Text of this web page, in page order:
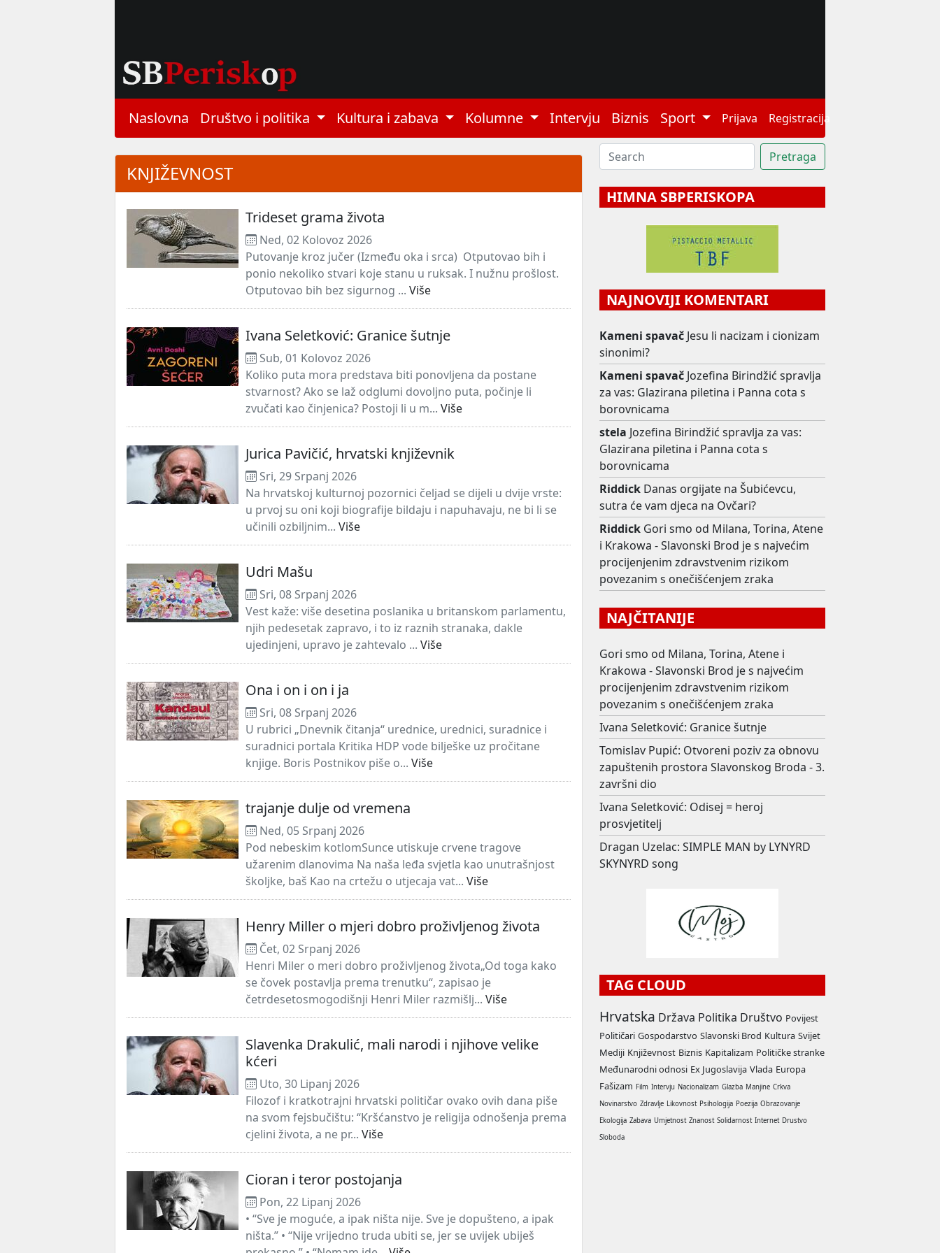
Naslovna Društvo i politika Kultura i zabava Kolumne Intervju Biznis Sport Prijava Registracija
KNJIŽEVNOST
Trideset grama života
Ned, 02 Kolovoz 2026
Putovanje kroz jučer (Između oka i srca) Otputovao bih i
ponio nekoliko stvari koje stanu u ruksak. I nužnu prošlost.
Otputovao bih bez sigurnog ... Više
Ivana Seletković: Granice šutnje
Sub, 01 Kolovoz 2026
Koliko puta mora predstava biti ponovljena da postane
stvarnost? Ako se laž odglumi dovoljno puta, počinje li
zvučati kao činjenica? Postoji li u m... Više
Jurica Pavičić, hrvatski književnik
Sri, 29 Srpanj 2026
Na hrvatskoj kulturnoj pozornici čeljad se dijeli u dvije vrste:
u prvoj su oni koji biografije bildaju i napuhavaju, ne bi li se
učinili ozbiljnim... Više
Udri Mašu
Sri, 08 Srpanj 2026
Vest kaže: više desetina poslanika u britanskom parlamentu,
njih pedesetak zapravo, i to iz raznih stranaka, dakle
ujedinjeni, upravo je zahtevalo ... Više
Ona i on i on i ja
Sri, 08 Srpanj 2026
U rubrici „Dnevnik čitanja“ urednice, urednici, suradnice i
suradnici portala Kritika HDP vode bilješke uz pročitane
knjige. Boris Postnikov piše o... Više
trajanje dulje od vremena
Ned, 05 Srpanj 2026
Pod nebeskim kotlomSunce utiskuje crvene tragove
užarenim dlanovima Na naša leđa svjetla kao unutrašnjost
školjke, baš Kao na crtežu o utjecaja vat... Više
Henry Miller o mjeri dobro proživljenog života
Čet, 02 Srpanj 2026
Henri Miler o meri dobro proživljenog života„Od toga kako
se čovek postavlja prema trenutku“, zapisao je
četrdesetosmogodišnji Henri Miler razmišlj... Više
Slavenka Drakulić, mali narodi i njihove velike
kćeri
Uto, 30 Lipanj 2026
Filozof i kratkotrajni hrvatski političar ovako ovih dana piše
na svom fejsbučištu: “Kršćanstvo je religija odnošenja prema
cjelini života, a ne pr... Više
Cioran i teror postojanja
Pon, 22 Lipanj 2026
• “Sve je moguće, a ipak ništa nije. Sve je dopušteno, a ipak
ništa.” • “Nije vrijedno truda ubiti se, jer se uvijek ubiješ
HIMNA SBPERISKOPA
NAJNOVIJI KOMENTARI
Kameni spavač Jesu li nacizam i cionizam
sinonimi?
Kameni spavač Jozefina Birindžić spravlja
za vas: Glazirana piletina i Panna cota s
borovnicama
stela Jozefina Birindžić spravlja za vas:
Glazirana piletina i Panna cota s
borovnicama
Riddick Danas orgijate na Šubićevcu,
sutra će vam djeca na Ovčari?
Riddick Gori smo od Milana, Torina, Atene
i Krakowa - Slavonski Brod je s najvećim
procijenjenim zdravstvenim rizikom
povezanim s onečišćenjem zraka
NAJČITANIJE
Gori smo od Milana, Torina, Atene i
Krakowa - Slavonski Brod je s najvećim
procijenjenim zdravstvenim rizikom
povezanim s onečišćenjem zraka
Ivana Seletković: Granice šutnje
Tomislav Pupić: Otvoreni poziv za obnovu
zapuštenih prostora Slavonskog Broda - 3.
završni dio
Ivana Seletković: Odisej = heroj
prosvjetitelj
Dragan Uzelac: SIMPLE MAN by LYNYRD
SKYNYRD song
TAG CLOUD
Hrvatska Država Politika Društvo Povijest
Političari Gospodarstvo Slavonski Brod Kultura Svijet
Mediji Književnost Biznis Kapitalizam Političke stranke
Međunarodni odnosi Ex Jugoslavija Vlada Europa
Fašizam Film Intervju Nacionalizam Glazba Manjine Crkva
Novinarstvo Zdravlje Likovnost Psihologija Poezija Obrazovanje
Ekologija Zabava Umjetnost Znanost Solidarnost Internet Drustvo
Sloboda